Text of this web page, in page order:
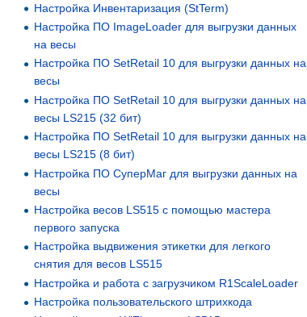
Настройка Инвентаризация (StTerm)
Настройка ПО ImageLoader для выгрузки данных
на весы
Настройка ПО SetRetail 10 для выгрузки данных на
весы
Настройка ПО SetRetail 10 для выгрузки данных на
весы LS215 (32 бит)
Настройка ПО SetRetail 10 для выгрузки данных на
весы LS215 (8 бит)
Настройка ПО СуперМаг для выгрузки данных на
весы
Настройка весов LS515 с помощью мастера
первого запуска
Настройка выдвижения этикетки для легкого
снятия для весов LS515
Настройка и работа с загрузчиком R1ScaleLoader
Настройка пользовательского штрихкода